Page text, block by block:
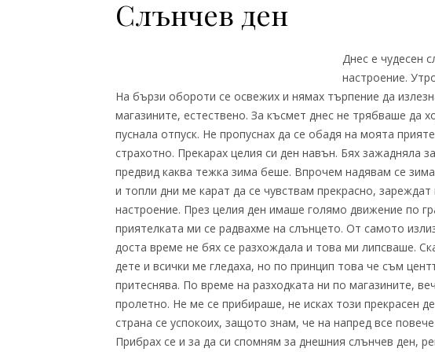
Слънчев ден
Днес е чудесен
настроение.
На бързи обороти се освежих и нямах търпение да
магазините, естествено. За късмет днес не трябваше да
пуснала отпуск. Не пропуснах да се обадя на моята
страхотно. Прекарах целия си ден навън. Бях зажадняла
предвид каква тежка зима беше. Впрочем надявам се
и топли дни ме карат да се чувствам прекрасно,
настроение. През целия ден имаше голямо движение по
приятелката ми се радвахме на слънцето. От самото
доста време не бях се разхождала и това ми липсваше.
дете и всички ме гледаха, но по принцип това че съм
притеснява. По време на разходката ни по магазините,
пролетно. Не ме се прибираше, не исках този прекрасен
страна се успокоих, защото знам, че на напред все
Прибрах се и за да си спомням за днешния слънчев ден,